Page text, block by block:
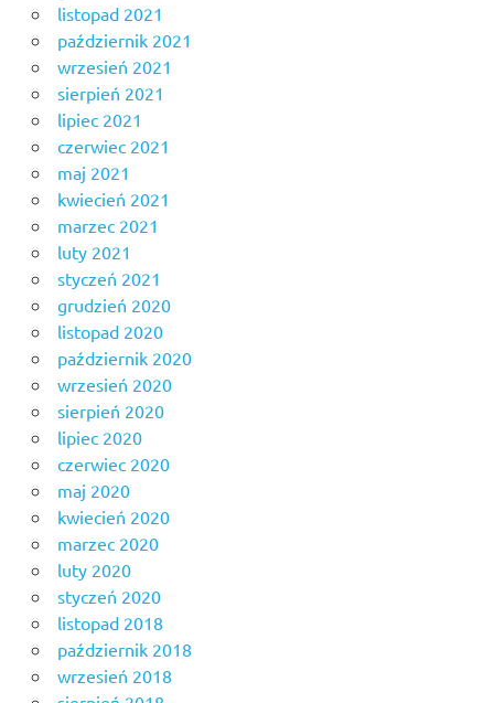
listopad 2021
październik 2021
wrzesień 2021
sierpień 2021
lipiec 2021
czerwiec 2021
maj 2021
kwiecień 2021
marzec 2021
luty 2021
styczeń 2021
grudzień 2020
listopad 2020
październik 2020
wrzesień 2020
sierpień 2020
lipiec 2020
czerwiec 2020
maj 2020
kwiecień 2020
marzec 2020
luty 2020
styczeń 2020
listopad 2018
październik 2018
wrzesień 2018